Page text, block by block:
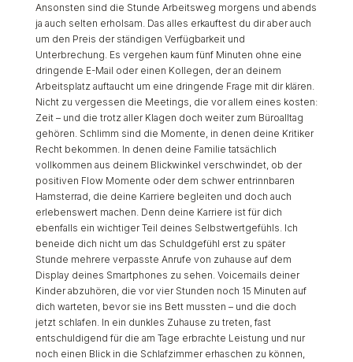
Ansonsten sind die Stunde Arbeitsweg morgens und abends
ja auch selten erholsam. Das alles erkauftest du dir aber auch
um den Preis der ständigen Verfügbarkeit und
Unterbrechung. Es vergehen kaum fünf Minuten ohne eine
dringende E-Mail oder einen Kollegen, der an deinem
Arbeitsplatz auftaucht um eine dringende Frage mit dir klären.
Nicht zu vergessen die Meetings, die vor allem eines kosten:
Zeit – und die trotz aller Klagen doch weiter zum Büroalltag
gehören. Schlimm sind die Momente, in denen deine Kritiker
Recht bekommen. In denen deine Familie tatsächlich
vollkommen aus deinem Blickwinkel verschwindet, ob der
positiven Flow Momente oder dem schwer entrinnbaren
Hamsterrad, die deine Karriere begleiten und doch auch
erlebenswert machen. Denn deine Karriere ist für dich
ebenfalls ein wichtiger Teil deines Selbstwertgefühls. Ich
beneide dich nicht um das Schuldgefühl erst zu später
Stunde mehrere verpasste Anrufe von zuhause auf dem
Display deines Smartphones zu sehen. Voicemails deiner
Kinder abzuhören, die vor vier Stunden noch 15 Minuten auf
dich warteten, bevor sie ins Bett mussten – und die doch
jetzt schlafen. In ein dunkles Zuhause zu treten, fast
entschuldigend für die am Tage erbrachte Leistung und nur
noch einen Blick in die Schlafzimmer erhaschen zu können,